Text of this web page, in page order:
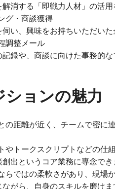
消する「即戦力人材」の活用
グ・商談獲得
い、興味をお持ちいただい
調整メール
録や、商談に向けた事務的な
ションの魅力
の距離が近く、チームで密に
やトークスクリプトなどの仕
出というコア業務に専念でき
らではの柔軟さがあり、現場
がら、自身のスキルを磨けま